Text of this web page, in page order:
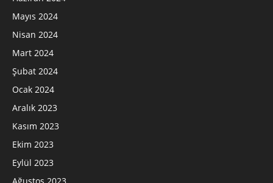
Mayıs 2024
Nisan 2024
Mart 2024
Şubat 2024
Ocak 2024
Aralık 2023
Kasım 2023
Ekim 2023
Eylül 2023